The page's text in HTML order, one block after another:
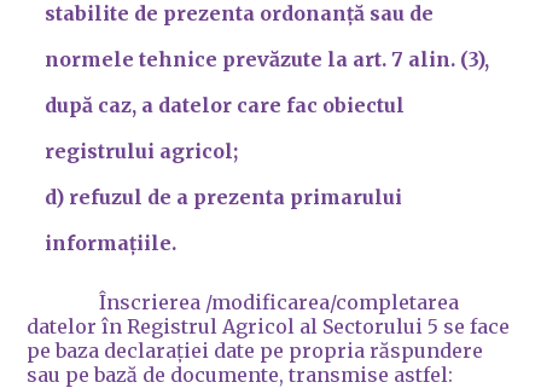
stabilite de prezenta ordonanță sau de
normele tehnice prevăzute la art. 7 alin. (3),
după caz, a datelor care fac obiectul
registrului agricol;
d) refuzul de a prezenta primarului
informațiile.
Înscrierea /modificarea/completarea
datelor în Registrul Agricol al Sectorului 5 se face
pe baza declarației date pe propria răspundere
sau pe bază de documente, transmise astfel: